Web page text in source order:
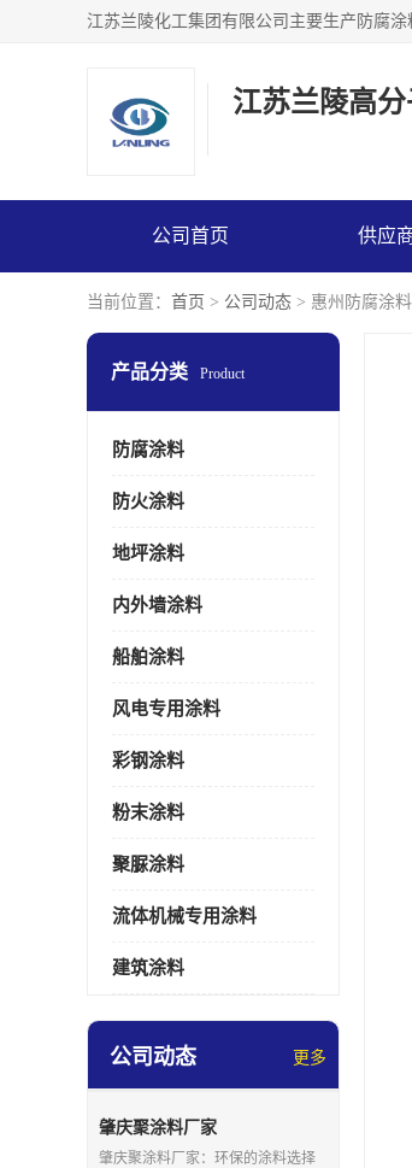
江苏兰陵高
公司首页 供应
当前位置： 首页 > 公司动态 > 惠州防腐涂
产品分类 Product
防腐涂料
防火涂料
地坪涂料
内外墙涂料
船舶涂料
风电专用涂料
彩钢涂料
粉末涂料
聚脲涂料
流体机械专用涂料
建筑涂料
公司动态 更多
肇庆聚涂料厂家
肇庆聚涂料厂家：环保的涂料选择